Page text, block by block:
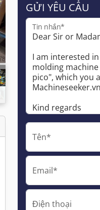
GỬI YÊU CẦU
Tin nhắn*
Tên*
Email*
Điện thoại